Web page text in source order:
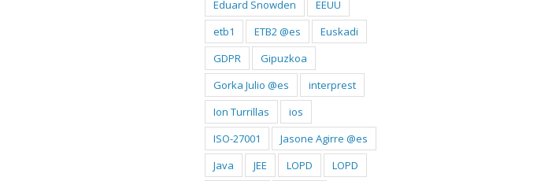
Eduard Snowden
EEUU
etb1
ETB2 @es
Euskadi
GDPR
Gipuzkoa
Gorka Julio @es
interprest
Ion Turrillas
ios
ISO-27001
Jasone Agirre @es
Java
JEE LOPD
LOPD